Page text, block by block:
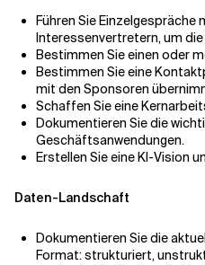
Führen Sie Einzelgespräche
Interessenvertretern, um
Bestimmen Sie einen oder
Bestimmen Sie eine
mit den Sponsoren
Schaffen Sie eine
Dokumentieren Sie die
Geschäftsanwendungen.
Erstellen Sie eine KI-Vision
Daten-Landschaft
Dokumentieren Sie die
Format: strukturiert,